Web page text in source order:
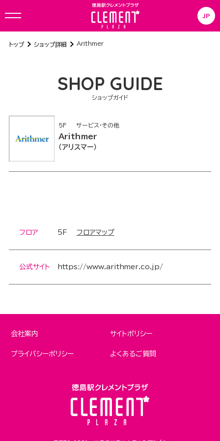
JP
トップ ショップ詳細 Arithmer
SHOP GUIDE
ショップガイド
5F サービス・その他
Arithmer
アリスマー
フロア 5F フロアマップ
公式サイト https://www.arithmer.co.jp/
会社案内 サイトポリシー
プライバシーポリシー よくあるご質問